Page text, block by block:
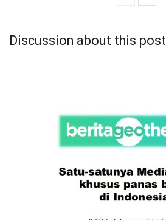
Discussion about this post